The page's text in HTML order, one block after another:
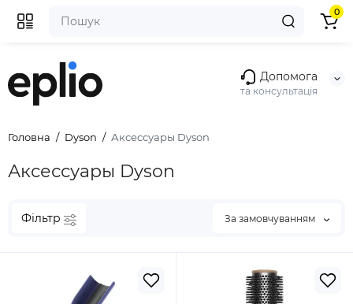
Допомога
та консультація
0
Головна Dyson Аксессуары Dyson
Аксессуары Dyson
Фільтр За замовчуванням